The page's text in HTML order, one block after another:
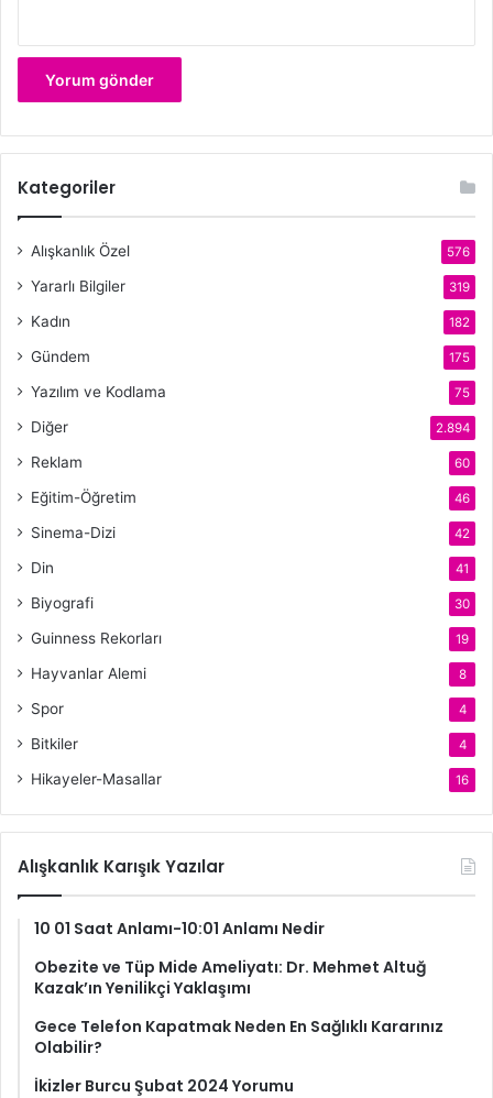
Kategoriler
Alışkanlık Özel 576
Yararlı Bilgiler 319
Kadın 182
Gündem 175
Yazılım ve Kodlama 75
Diğer 2.894
Reklam 60
Eğitim-Öğretim 46
Sinema-Dizi 42
Din 41
Biyografi 30
Guinness Rekorları 19
Hayvanlar Alemi 8
Spor 4
Bitkiler 4
Hikayeler-Masallar 16
Alışkanlık Karışık Yazılar
10 01 Saat Anlamı-10:01 Anlamı Nedir
Obezite ve Tüp Mide Ameliyatı: Dr. Mehmet Altuğ
Kazak’ın Yenilikçi Yaklaşımı
Gece Telefon Kapatmak Neden En Sağlıklı Kararınız
Olabilir?
İkizler Burcu Şubat 2024 Yorumu